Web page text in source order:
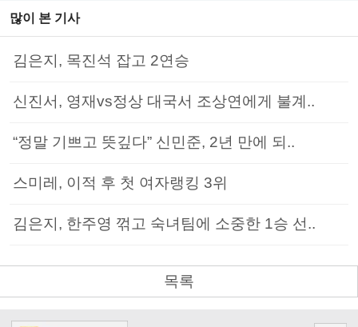
많이 본 기사
김은지, 목진석 잡고 2연승
신진서, 영재vs정상 대국서 조상연에게 불계..
“정말 기쁘고 뜻깊다” 신민준, 2년 만에 되..
스미레, 이적 후 첫 여자랭킹 3위
김은지, 한주영 꺾고 숙녀팀에 소중한 1승 선..
목록